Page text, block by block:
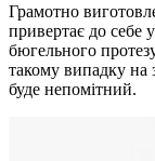
Грамотно
привертає до себе
бюгельного
такому випадку на
буде непомітний.